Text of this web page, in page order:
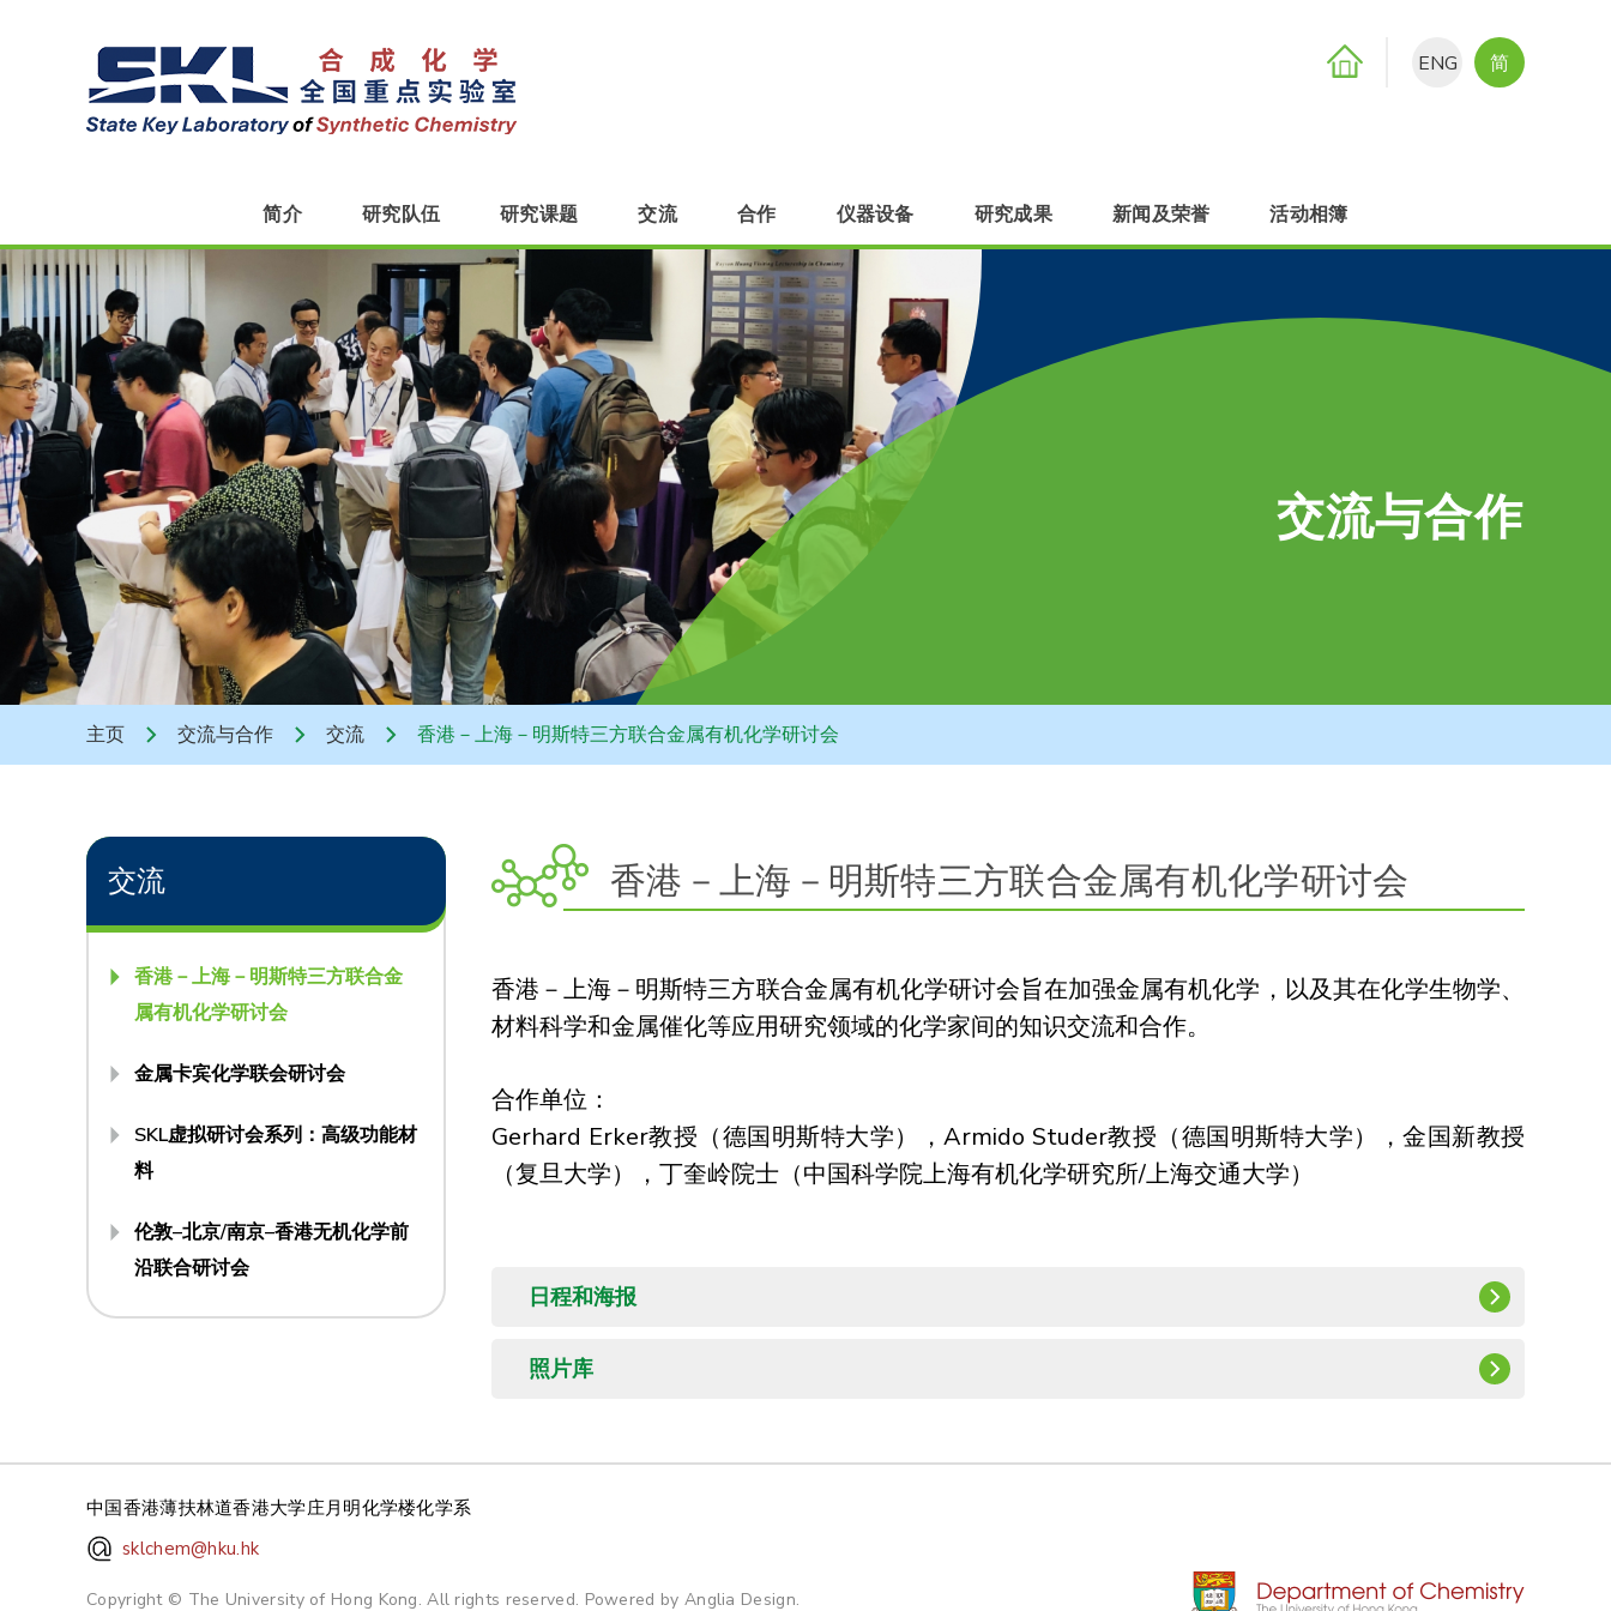
ENG 简
简介 研究队伍 研究课题 交流 合作 仪器设备 研究成果 新闻及荣誉 活动相簿
交流与合作
主页 交流与合作 交流 香港－上海－明斯特三方联合金属有机化学研讨会
交流
香港－上海－明斯特三方联合金
属有机化学研讨会
金属卡宾化学联会研讨会
SKL虚拟研讨会系列：高级功能材
料
伦敦–北京/南京–香港无机化学前
沿联合研讨会
香港－上海－明斯特三方联合金属有机化学研讨会
香港－上海－明斯特三方联合金属有机化学研讨会旨在加强金属有机化学，以及其在化学生物学、
材料科学和金属催化等应用研究领域的化学家间的知识交流和合作。
合作单位：
Gerhard Erker教授 （德国明斯特大学）， Armido Studer教授 （德国明斯特大学）， 金国新教授
（复旦大学）， 丁奎岭院士 （中国科学院上海有机化学研究所/上海交通大学）
日程和海报
照片库
中国香港薄扶林道香港大学庄月明化学楼化学系
sklchem@hku.hk
Copyright © The University of Hong Kong. All rights reserved. Powered by Anglia Design.